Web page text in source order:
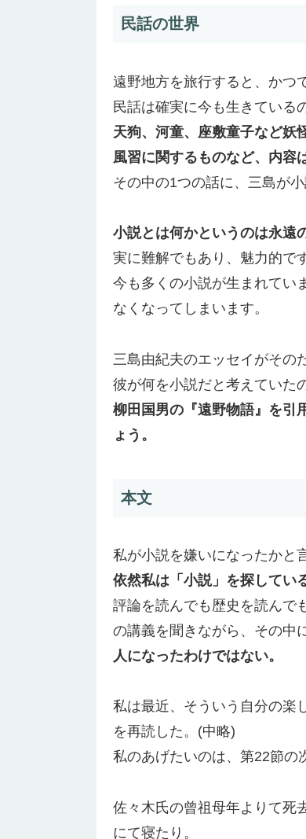
民話の世界
遠野地方を旅行すると、かつ
民話は確実に今も生きている
天狗、河童、座敷童子など妖
風習に関するものなど、内容
その中の1つの話に、三島が
小説とは何かというのは永遠
実に難解でもあり、魅力的で
今も多くの小説が生まれてい
なくなってしまいます。
三島由紀夫のエッセイがその
彼が何を小説だと考えていた
柳田国男の『遠野物語』を引
ょう。
本文
私が小説を嫌いになったかと
依然私は「小説」を探してい
評論を読んでも歴史を読んで
の講義を聞きながら、その中
人になったわけではない。
私は最近、そういう自分の楽
を再読した。(中略)
私のあげたいのは、第22節の
佐々木氏の曾祖母年よりて死
にて寝たり。